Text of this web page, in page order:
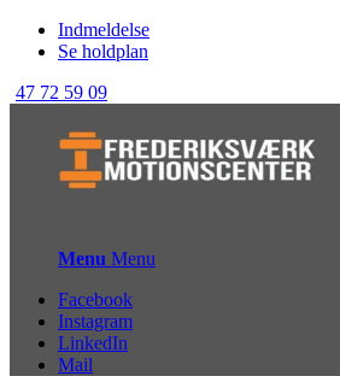
Indmeldelse
Se holdplan
47 72 59 09
Menu Menu
Facebook
Instagram
LinkedIn
Mail